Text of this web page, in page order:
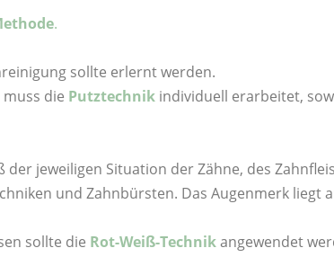
.
sollte erlernt werden.
die Putztechnik individuell erarbeitet,
jeweiligen Situation der Zähne, des
und Zahnbürsten. Das Augenmerk liegt
sollte die Rot-Weiß-Technikangewendet